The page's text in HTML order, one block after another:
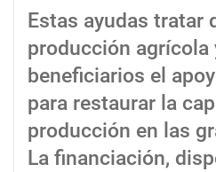
Estas ayudas tratar
producción agrícola
beneficiarios el
para restaurar la
producción en las
La financiación,